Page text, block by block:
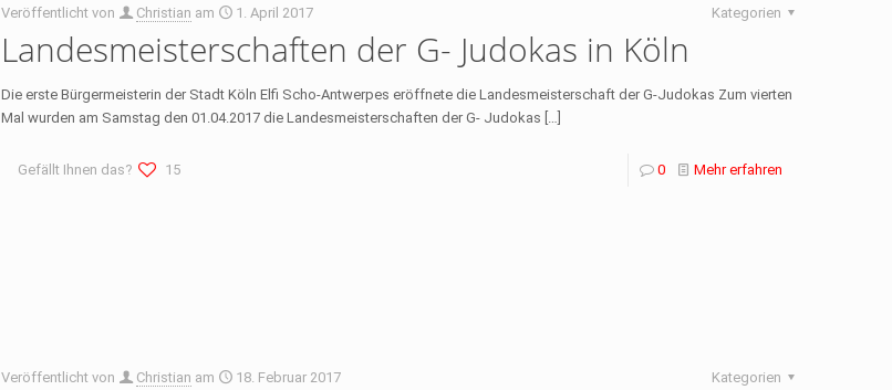
Veröffentlicht von Christian am 1. April 2017 Kategorien
Landesmeisterschaften der G- Judokas in Köln
Die erste Bürgermeisterin der Stadt Köln Elfi Scho-Antwerpes eröffnete die Landesmeisterschaft der G-Judokas Zum vierten
Mal wurden am Samstag den 01.04.2017 die Landesmeisterschaften der G- Judokas […]
Gefällt Ihnen das? 15 0 Mehr erfahren
Veröffentlicht von Christian am 18. Februar 2017 Kategorien